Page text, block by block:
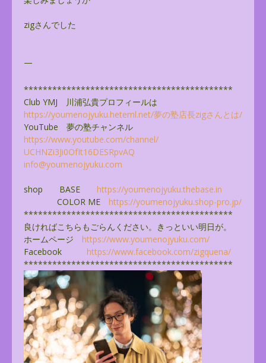
zigさんでした
—
********************************************
Club YMJ 川浦弘貴プロフィールは
https://youmenojyuku.heteml.net/夢の塾店長zigさんとは/
YouTube 夢の塾チャンネル
https://www.youtube.com/channel/
UCHNZi3Ji0OfIt16DESRpvAQ
info@youmenojyuku.com
shop BASE https://youmenojyuku.thebase.in
COLOR ME https://youmenojyuku.shop-pro.jp/
********************************************
良ければこちらもごらんください。きっといい明日が。
ホームページ https://www.youmenojyuku.com/
Facebook https://www.facebook.com/zigquena/
********************************************